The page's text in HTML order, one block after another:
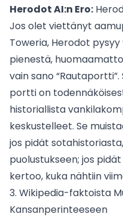
Herodot AI:n Ero:
Jos olet viettänyt
Toweria, Herodot pysyy
pienestä,
vain sano
portti on
historiallista
keskustelleet. Se
jos pidät
puolustukseen; jos
kertoo, kuka nähtiin
3. Wikipedia-faktoista
Kansanperinteeseen